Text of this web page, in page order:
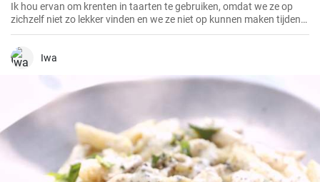
Ik hou ervan om krenten in taarten te gebruiken, omdat we ze op
zichzelf niet zo lekker vinden en we ze niet op kunnen maken tijdens
het seizoen. Als je er veel hebt, probeer dan deze bakplaatcake met
chocoladepudding. Het deeg is ook interessant omdat het griesmeel
bevat.
Iwa